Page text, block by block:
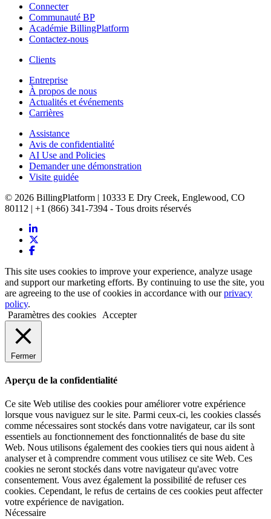
Connecter
Communauté BP
Académie BillingPlatform
Contactez-nous
Clients
Entreprise
À propos de nous
Actualités et événements
Carrières
Assistance
Avis de confidentialité
AI Use and Policies
Demander une démonstration
Visite guidée
© 2026 BillingPlatform | 10333 E Dry Creek, Englewood, CO
80112 | +1 (866) 341-7394 - Tous droits réservés
This site uses cookies to improve your experience, analyze usage
and support our marketing efforts. By continuing to use the site, you
are agreeing to the use of cookies in accordance with ourprivacy
policy.
Paramètres des cookies
Accepter
Fermer
Aperçu de la confidentialité
Ce site Web utilise des cookies pour améliorer votre expérience
lorsque vous naviguez sur le site. Parmi ceux-ci, les cookies classés
comme nécessaires sont stockés dans votre navigateur, car ils sont
essentiels au fonctionnement des fonctionnalités de base du site
Web. Nous utilisons également des cookies tiers qui nous aident à
analyser et à comprendre comment vous utilisez ce site Web. Ces
cookies ne seront stockés dans votre navigateur qu'avec votre
consentement. Vous avez également la possibilité de refuser ces
cookies. Cependant, le refus de certains de ces cookies peut affecter
votre expérience de navigation.
Nécessaire